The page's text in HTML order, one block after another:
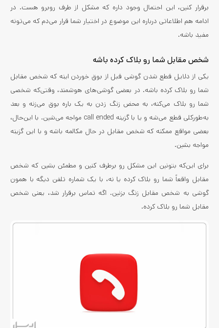
برقرار کنین، این احتمال وجود داره که مشکل از طرف روبرو هست. در
ادامه هم اطلاعاتی درباره این موضوع در اختیار شما قرار می‌دم که می‌تونه
مفید باشه.
شخص مقابل شما رو بلاک کرده باشه
یکی از دلایل قطع شدن گوشی قبل از بوق خوردن اینه که شخص مقابل
شما رو بلاک کرده باشه. در بعضی گوشی‌های هوشمند، وقتی‌که شخصی
شما رو بلاک می‌کنه، به محض زنگ زدن به یک باره بوق می‌زنه و بعد
به‌طورکلی قطع می‌شه و یا با گزینه call ended مواجه می‌شین. با این‌حال،
بعضی مواقع ممکنه که شخص مقابل در حال مکالمه باشه و با این گزینه
مواجه بشین.
برای این‌که بتونین این مشکل رو برطرف کنین و مطمئن بشین که شخص
مقابل واقعاً شما رو بلاک کرده یا نه، با یک شماره تلفن دیگه با همون
گوشی به شخص مقابل زنگ بزنین. اگه تماس برقرار شد، یعنی شخص
مقابل شما رو بلاک کرده.